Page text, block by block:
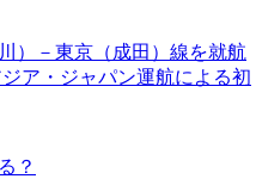
）－東京（成田）線を就航
ア・ジャパン運航による初
？